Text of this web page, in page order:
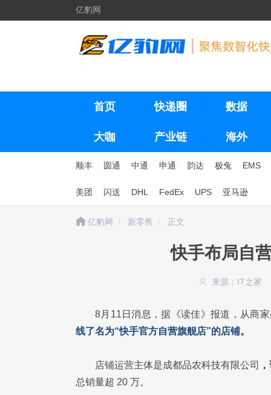
亿豹网
首页 快递圈 数据
大咖 产业链 海外
顺丰 圆通 中通 申通 韵达 极兔 EMS
美团 闪送 DHL FedEx UPS 亚马逊
亿豹网 新零售 正文
快手布局自
来源：IT之家
8月11日消息，据《读佳》报道，从商
线了名为“快手官方自营旗舰店”的店铺。
店铺运营主体是成都品农科技有限公司
总销量超 20 万。